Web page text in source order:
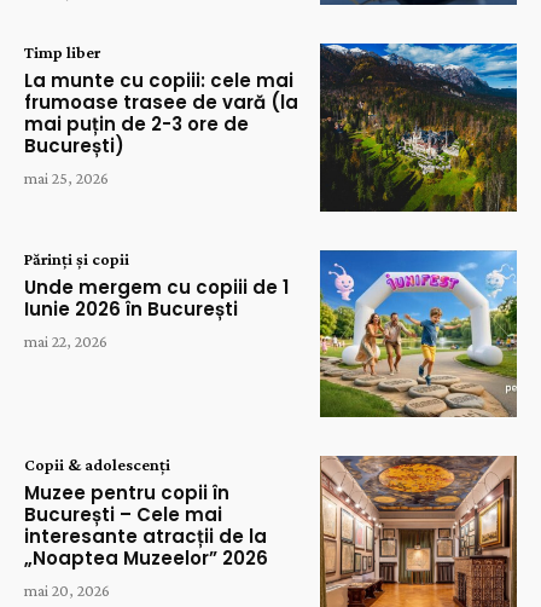
Timp liber
La munte cu copiii: cele mai
frumoase trasee de vară (la
mai puțin de 2-3 ore de
București)
mai 25, 2026
Părinți și copii
Unde mergem cu copiii de 1
Iunie 2026 în București
mai 22, 2026
Copii & adolescenți
Muzee pentru copii în
București – Cele mai
interesante atracții de la
„Noaptea Muzeelor” 2026
mai 20, 2026